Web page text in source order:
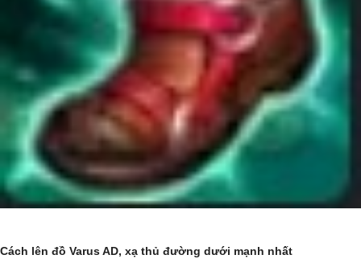
Cách lên đồ Varus AD, xạ thủ đường dưới mạnh nhất